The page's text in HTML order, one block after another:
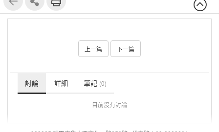
上一篇 下一篇
討論 詳細 筆記 (0)
目前沒有討論